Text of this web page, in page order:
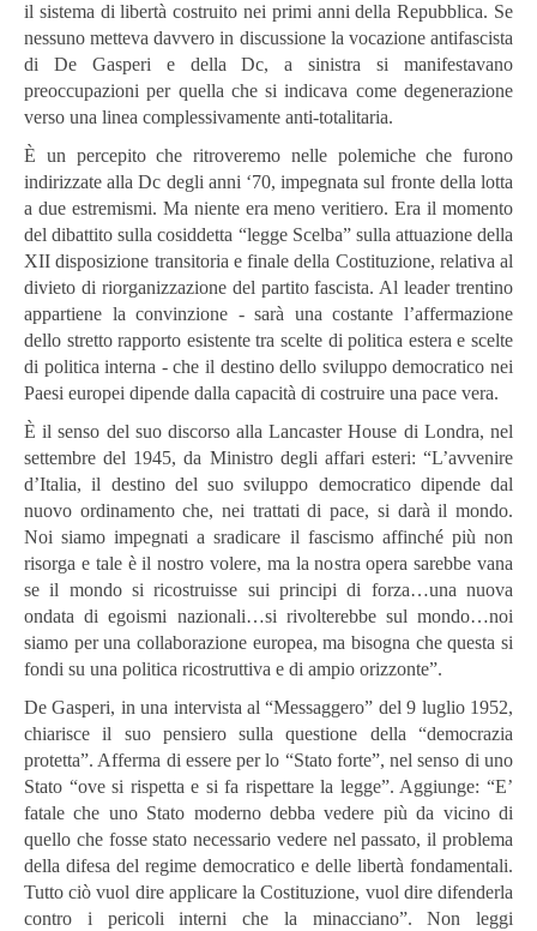
il sistema di libertà costruito nei primi anni della Repubblica. Se
nessuno metteva davvero in discussione la vocazione antifascista
di De Gasperi e della Dc, a sinistra si manifestavano
preoccupazioni per quella che si indicava come degenerazione
verso una linea complessivamente anti-totalitaria.
È un percepito che ritroveremo nelle polemiche che furono
indirizzate alla Dc degli anni ‘70, impegnata sul fronte della lotta
a due estremismi. Ma niente era meno veritiero. Era il momento
del dibattito sulla cosiddetta “legge Scelba” sulla attuazione della
XII disposizione transitoria e finale della Costituzione, relativa al
divieto di riorganizzazione del partito fascista. Al leader trentino
appartiene la convinzione - sarà una costante l’affermazione
dello stretto rapporto esistente tra scelte di politica estera e scelte
di politica interna - che il destino dello sviluppo democratico nei
Paesi europei dipende dalla capacità di costruire una pace vera.
È il senso del suo discorso alla Lancaster House di Londra, nel
settembre del 1945, da Ministro degli affari esteri: “L’avvenire
d’Italia, il destino del suo sviluppo democratico dipende dal
nuovo ordinamento che, nei trattati di pace, si darà il mondo.
Noi siamo impegnati a sradicare il fascismo affinché più non
risorga e tale è il nostro volere, ma la nostra opera sarebbe vana
se il mondo si ricostruisse sui principi di forza…una nuova
ondata di egoismi nazionali…si rivolterebbe sul mondo…noi
siamo per una collaborazione europea, ma bisogna che questa si
fondi su una politica ricostruttiva e di ampio orizzonte”.
De Gasperi, in una intervista al “Messaggero” del 9 luglio 1952,
chiarisce il suo pensiero sulla questione della “democrazia
protetta”. Afferma di essere per lo “Stato forte”, nel senso di uno
Stato “ove si rispetta e si fa rispettare la legge”. Aggiunge: “E’
fatale che uno Stato moderno debba vedere più da vicino di
quello che fosse stato necessario vedere nel passato, il problema
della difesa del regime democratico e delle libertà fondamentali.
Tutto ciò vuol dire applicare la Costituzione, vuol dire difenderla
contro i pericoli interni che la minacciano”. Non leggi